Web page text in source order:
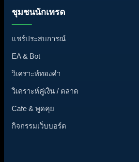
ชุมชนนักเทรด
แชร์ประสบการณ์
EA & Bot
วิเคราะห์ทองคำ
วิเคราะห์คู่เงิน / ตลาด
Cafe & พูดคุย
กิจกรรมเว็บบอร์ด